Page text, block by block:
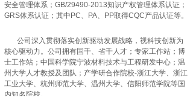
安全管理体系；GB/29490-2013知识产权管理体系认证；
GRS体系认证；其中PC、PA、PP取得CQC产品认证等。
公司深入贯彻落实创新驱动发展战略，视科技创新为
核心驱动力。公司拥有国千、省千人才；专家工作站；博
士工作站；中国科学院宁波材料技术与工程研发中心；温
州大学人才教授及团队；产学研合作院校-浙江大学、浙江
工业大学、杭州师范大学、温州大学、信阳师范学院等国
内知名院校。